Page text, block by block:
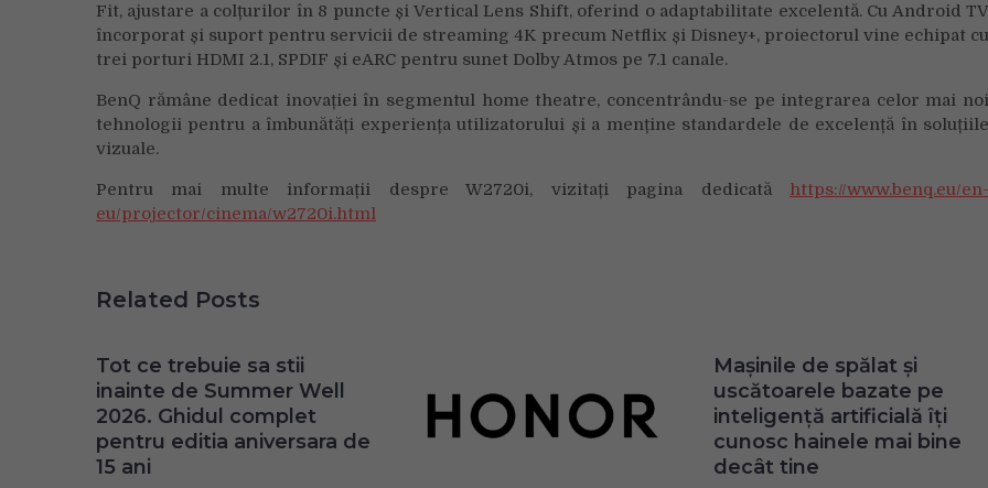
Fit, ajustare a colțurilor în 8 puncte și Vertical Lens Shift, oferind o adaptabilitate excelentă. Cu Android TV
încorporat și suport pentru servicii de streaming 4K precum Netflix și Disney+, proiectorul vine echipat cu
trei porturi HDMI 2.1, SPDIF și eARC pentru sunet Dolby Atmos pe 7.1 canale.
BenQ rămâne dedicat inovației în segmentul home theatre, concentrându-se pe integrarea celor mai noi
tehnologii pentru a îmbunătăți experiența utilizatorului și a menține standardele de excelență în soluțiile
vizuale.
Pentru mai multe informații despre W2720i, vizitați pagina dedicată https://www.benq.eu/en-
eu/projector/cinema/w2720i.html
Related Posts
Tot ce trebuie sa stii
inainte de Summer Well
2026. Ghidul complet
pentru editia aniversara de
15 ani
Mașinile de spălat și
uscătoarele bazate pe
inteligență artificială îți
cunosc hainele mai bine
decât tine